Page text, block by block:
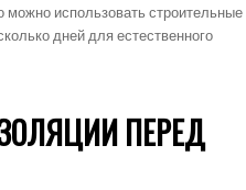
использовать строительные
дней для естественного
ПЕРЕД